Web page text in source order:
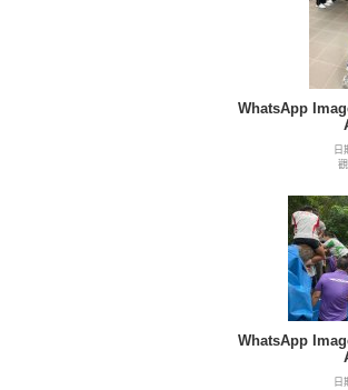
WhatsApp
日
WhatsApp
日